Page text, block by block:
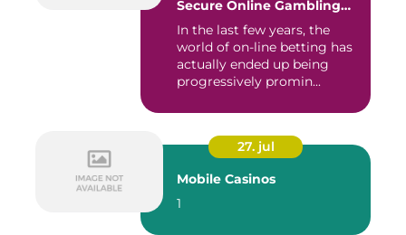
Secure Online Gambling
In the last few years, the
world of on-line betting has
actually ended up being
progressively promin...
27. jul
Mobile Casinos
1